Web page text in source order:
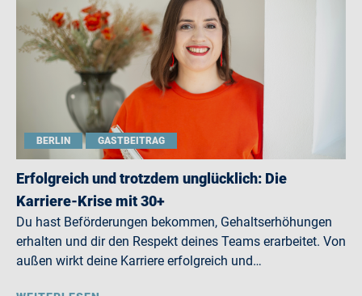
BERLIN GASTBEITRAG
Erfolgreich und trotzdem unglücklich: Die
Karriere-Krise mit 30+
Du hast Beförderungen bekommen, Gehaltserhöhungen
erhalten und dir den Respekt deines Teams erarbeitet. Von
außen wirkt deine Karriere erfolgreich und…